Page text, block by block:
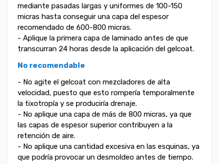
mediante pasadas largas y uniformes de 100-150
micras hasta conseguir una capa del espesor
recomendado de 600-800 micras.
- Aplique la primera capa de laminado antes de que
transcurran 24 horas desde la aplicación del gelcoat.
No recomendable
- No agite el gelcoat con mezcladores de alta
velocidad, puesto que esto rompería temporalmente
la tixotropía y se produciría drenaje.
- No aplique una capa de más de 800 micras, ya que
las capas de espesor superior contribuyen a la
retención de aire.
- No aplique una cantidad excesiva en las esquinas, ya
que podría provocar un desmoldeo antes de tiempo.